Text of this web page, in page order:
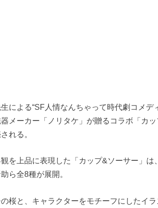
による“SF人情なんちゃって時代劇コメ
メーカー「ノリタケ」が贈るコラボ「カ
れる。
を上品に表現した「カップ&ソーサー」
ら全8種が展開。
桜と、キャラクターをモチーフにしたイ